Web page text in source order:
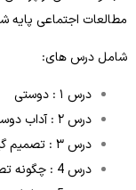
مطالعات اجتماعی پایه
شامل درس های:
درس ۱ : دوستی
درس ۲ : آداب دوستی
درس ۳ : تصمیم گیری چیست
درس 4 : چگونه تصمیم بگیریم